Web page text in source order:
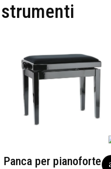
Panca per pianoforte